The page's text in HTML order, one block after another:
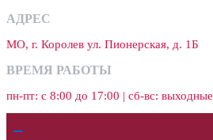
АДРЕС
МО, г. Королев ул. Пионерская, д. 1Б
ВРЕМЯ РАБОТЫ
пн-пт: с 8:00 до 17:00 | сб-вс: выходные